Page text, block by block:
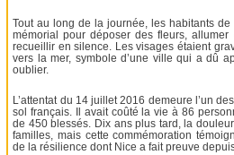
Tout au long de la journée, les habitants
mémorial pour déposer des fleurs,
recueillir en silence. Les visages étaient
vers la mer, symbole d’une ville qui a dû
oublier.
L’attentat du 14 juillet 2016 demeure l’un
sol français. Il avait coûté la vie à 86
de 450 blessés. Dix ans plus tard, la
familles, mais cette commémoration
de la résilience dont Nice a fait preuve